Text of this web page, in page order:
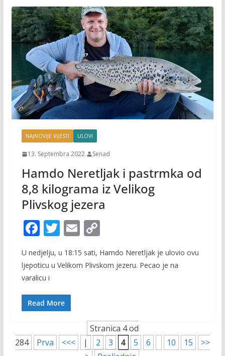
NAJNOVIJE VIJESTI ULOVI
13. Septembra 2022. Senad
Hamdo Neretljak i pastrmka od
8,8 kilograma iz Velikog
Plivskog jezera
F
ac
e
b
o
o
T
itt
E
ai
C
p
k
U nedjelju, u 18:15 sati, Hamdo Neretljak je ulovio ovu
ljepoticu u Velikom Plivskom jezeru. Pecao je na
varalicu i
Read More
Stranica 4 od
284
Prva <<< | 2 3 4 5 6 10 15
>>